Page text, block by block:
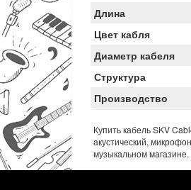
Длина
Цвет кабля
Диаметр кабеля
Структура
Производство
Купить кабель SKV
акустический,
музыкальном магазине.